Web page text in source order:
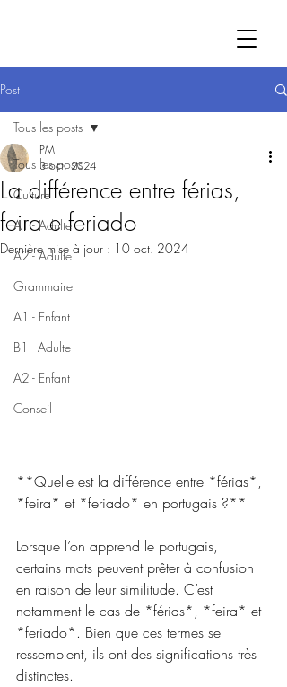
Post
Tous les posts
Culture
A1 - Adulte
A2 - Adulte
Grammaire
A1 - Enfant
B1 - Adulte
A2 - Enfant
Conseil
Tous les posts
La différence entre férias,
feira e feriado
PM
3 oct. 2024
Dernière mise à jour : 10 oct. 2024
**Quelle est la différence entre *férias*,
*feira* et *feriado* en portugais ?**
Lorsque l’on apprend le portugais,
certains mots peuvent prêter à confusion
en raison de leur similitude. C’est
notamment le cas de *férias*, *feira* et
*feriado*. Bien que ces termes se
ressemblent, ils ont des significations très
distinctes.